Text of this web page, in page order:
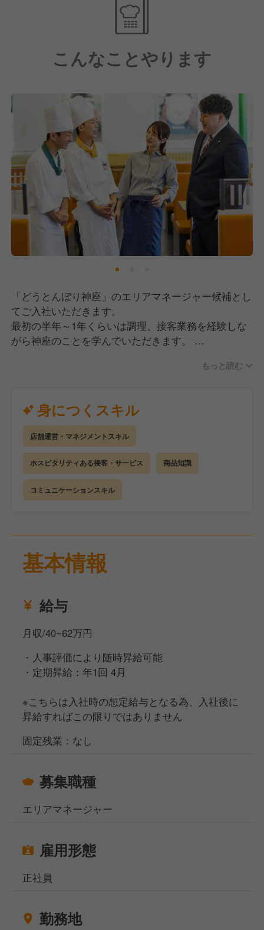
ホテルや航空会社などホスピタリティある企業のよう
な接客・サービスを意識して、普通のラーメン屋さん
を超えた価値を提供していきます。
【貧困問題解決のために"日本一"を目指す】
を上げてきてはいますが、全国的にはまだまだこれか
らの段階です。
その中で私たちは"日本一"を目指して、日本全国どこ
にでも神座があるように10年で「700店舗出店」とい
う目標を掲げています。
その背景には、まだまだ解決されていない日本国内の
貧困問題にあります。
それを解決するために、どうとんぼり神座が「どこに
でも」あれば、おなかをすかせた子どもたちのサポー
トを24時間365日、どこの店舗でも行っていきたいと
本気で考えています。
だからこそ私たちは、「明るく楽しい社会づくりに貢
献する」為に"日本一"のラーメンレストランを目指し
ています。
こんなことやります
「どうとんぼり神座」のエリアマネージャー候補とし
てご入社いただきます。
最初の半年～1年くらいは調理、接客業務を経験しな
がら神座のことを学んでいただきます。
理などの店舗運営に関する業務(＝店長業務)にも触れ
その後、エリアマネージャーとしてご活躍いただくこ
とを想定しております。
しっかりとした評価制度があり実力が正当に評価され
る環境の為早い昇進も可能ですが、その過程でしっか
りとした教育を受けていただくのでご安心ください。
経験を積んでいる方であっても、しっかり初歩から業
務をお教えします。
という事態を防ぐことができます。
ャーを目指していけることが特徴です。
企業理念のもと、お客様第一の方針を掲げています。
決裁権があります。
お客様の笑顔の為に、共に成長していただける方を募
集中です。
もっと読む
身につくスキル
店舗運営・マネジメントスキル
ホスピタリティある接客・サービス 商品知識
コミュニケーションスキル
基本情報
給与
月収/40~62万円
・人事評価により随時昇給可能
・定期昇給：年1回 4月
※こちらは入社時の想定給与となる為、入社後に
昇給すればこの限りではありません
固定残業：なし
募集職種
エリアマネージャー
雇用形態
正社員
勤務地